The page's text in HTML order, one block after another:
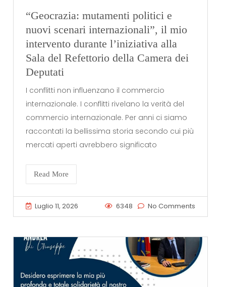
“Geocrazia: mutamenti politici e
nuovi scenari internazionali”, il mio
intervento durante l’iniziativa alla
Sala del Refettorio della Camera dei
Deputati
I conflitti non influenzano il commercio
internazionale. I conflitti rivelano la verità del
commercio internazionale. Per anni ci siamo
raccontati la bellissima storia secondo cui più
mercati aperti avrebbero significato
Read More
Luglio 11, 2026 6348 No Comments